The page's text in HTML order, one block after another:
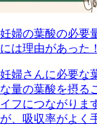
妊婦の葉酸の必要
には理由があった！
妊婦さんに必要な
な量の葉酸を摂る
イフにつながりま
が、吸収率がよく